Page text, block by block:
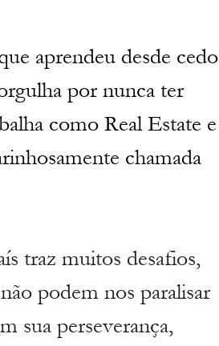
aprendeu desde cedo
por nunca ter
como Real Estate e
chamada
traz muitos desafios,
podem nos paralisar
sua perseverança,